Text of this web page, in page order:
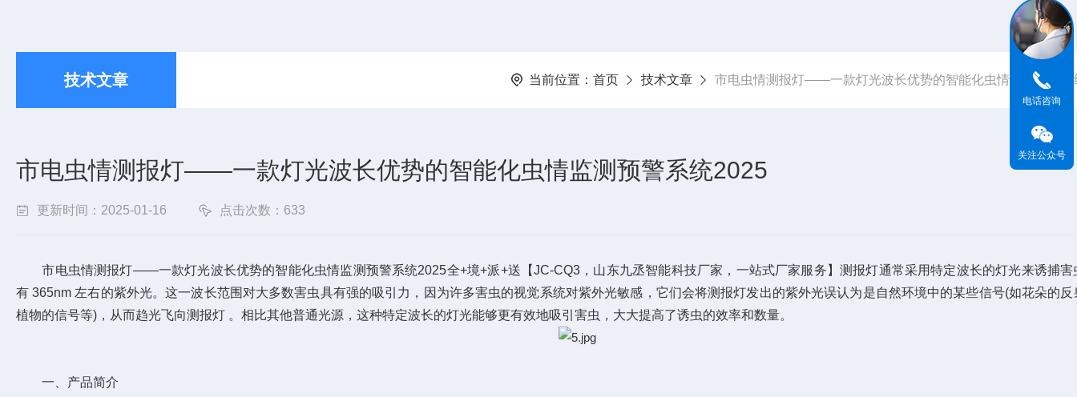
技术文章 当前位置： 首页 技术文章 市电虫情测报灯——一款灯光波长优势的智能化虫情监测预警系
市电虫情测报灯——一款灯光波长优势的智能化虫情监测预警系统2025
更新时间：2025-01-16 点击次数：633
市电虫情测报灯——一款灯光波长优势的智能化虫情监测预警系统2025全+境+派+送【JC-CQ3，山东九丞智能科技厂家，一站式厂家服务】测报灯通常采用特定波长的灯光来诱捕害
有 365nm 左右的紫外光。这一波长范围对大多数害虫具有强的吸引力，因为许多害虫的视觉系统对紫外光敏感，它们会将测报灯发出的紫外光误认为是自然环境中的某些信号(如花朵的反
植物的信号等)，从而趋光飞向测报灯 。相比其他普通光源，这种特定波长的灯光能够更有效地吸引害虫，大大提高了诱虫的效率和数量。
一、产品简介
电话咨询
关注公众号